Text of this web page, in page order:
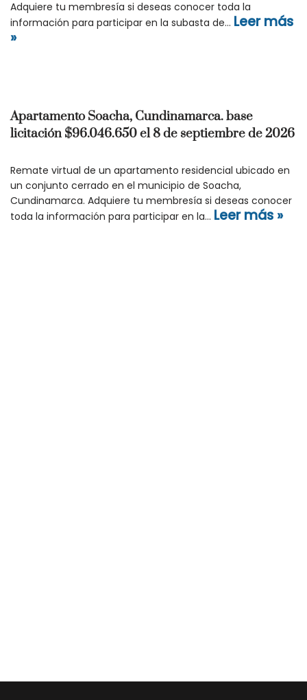
Adquiere tu membresía si deseas conocer toda la
información para participar en la subasta de… Leer más
»
Apartamento Soacha, Cundinamarca. base
licitación $96.046.650 el 8 de septiembre de 2026
Remate virtual de un apartamento residencial ubicado en
un conjunto cerrado en el municipio de Soacha,
Cundinamarca. Adquiere tu membresía si deseas conocer
toda la información para participar en la… Leer más »